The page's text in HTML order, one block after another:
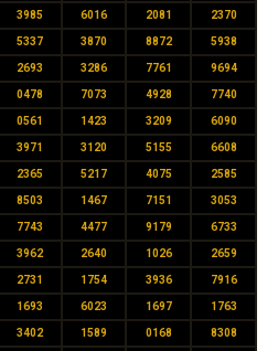
3985 6016 2081 2370
5337 3870 8872 5938
2693 3286 7761 9694
0478 7073 4928 7740
0561 1423 3209 6090
3971 3120 5155 6608
2365 5217 4075 2585
8503 1467 7151 3053
7743 4477 9179 6733
3962 2640 1026 2659
2731 1754 3936 7916
1693 6023 1697 1763
3402 1589 0168 8308